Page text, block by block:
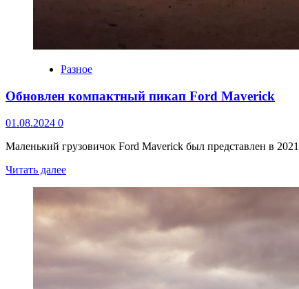
Разное
Обновлен компактный пикап Ford Maverick
01.08.2024 0
Маленький грузовичок Ford Maverick был представлен в
Читать далее